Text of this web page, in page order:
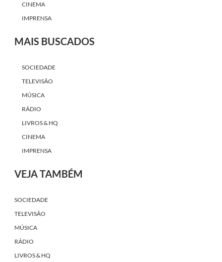
CINEMA
IMPRENSA
MAIS BUSCADOS
SOCIEDADE
TELEVISÃO
MÚSICA
RÁDIO
LIVROS & HQ
CINEMA
IMPRENSA
VEJA TAMBÉM
SOCIEDADE
TELEVISÃO
MÚSICA
RÁDIO
LIVROS & HQ